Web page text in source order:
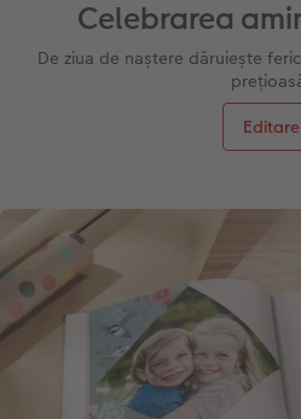
Celebrarea
De ziua de naștere dăruiește
Editare